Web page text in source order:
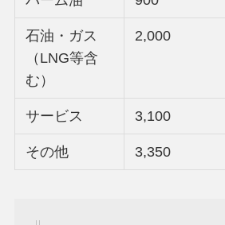
石油・ガス
（LNG等含
む）
2,000
サービス 3,100
その他 3,350